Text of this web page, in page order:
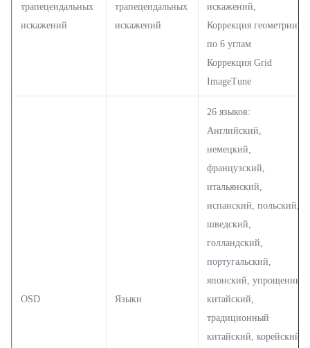
трапецеидальных
искажений
трапецеидальных
искажений
искажений,
Коррекция геометрии
по 6 углам
Коррекция Grid
ImageTune
OSD Языки
26 языков:
Английский,
немецкий,
французский,
итальянский,
испанский, польский,
шведский,
голландский,
португальский,
японский, упрощенный
китайский,
традиционный
китайский, корейский,